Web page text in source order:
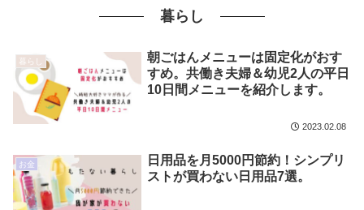
暮らし
暮らし
朝ごはんメニューは固定化がおす
すめ。共働き夫婦＆幼児2人の平日
10日間メニューを紹介します。
2023.02.08
お金
日用品を月5000円節約！シンプリ
ストが買わない日用品7選。